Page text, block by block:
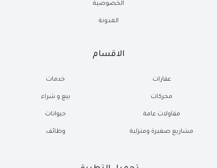
الخصوصية
المدونة
الاقسام
عقارات
محركات
مقاولات عامة
مشاريع صغيرة ومنزلية
خدمات
بيع و شراء
حيوانات
وظائف